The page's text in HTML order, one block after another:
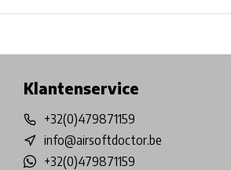
Klantenservice
+32(0)479871159
info@airsoftdoctor.be
+32(0)479871159